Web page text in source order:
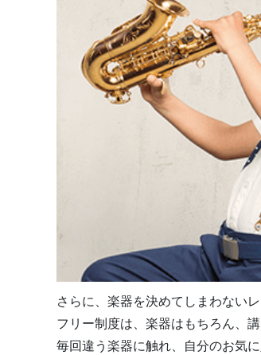
さらに、楽器を決めてしまわない
フリー制度は、楽器はもちろん、
毎回違う楽器に触れ、自分のお気